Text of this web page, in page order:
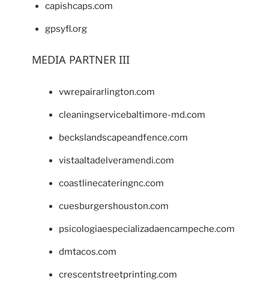
capishcaps.com
gpsyfl.org
MEDIA PARTNER III
vwrepairarlington.com
cleaningservicebaltimore-md.com
beckslandscapeandfence.com
vistaaltadelveramendi.com
coastlinecateringnc.com
cuesburgershouston.com
psicologiaespecializadaencampeche.com
dmtacos.com
crescentstreetprinting.com